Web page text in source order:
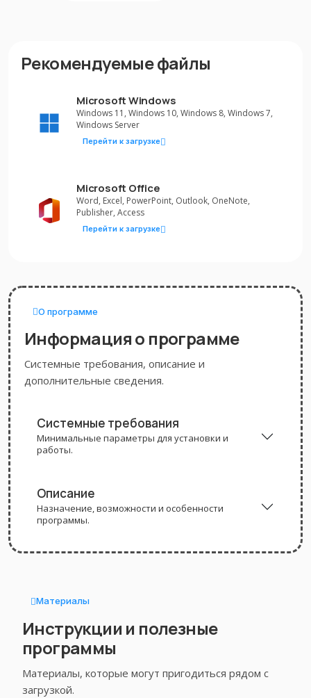
Рекомендуемые файлы
Microsoft Windows
Windows 11, Windows 10, Windows 8, Windows 7,
Windows Server
Перейти к загрузке
Microsoft Office
Word, Excel, PowerPoint, Outlook, OneNote,
Publisher, Access
Перейти к загрузке
О программе
Информация о программе
Системные требования, описание и
дополнительные сведения.
Системные требования
Минимальные параметры для установки и
работы.
Описание
Назначение, возможности и особенности
программы.
Материалы
Инструкции и полезные
программы
Материалы, которые могут пригодиться рядом с
загрузкой.